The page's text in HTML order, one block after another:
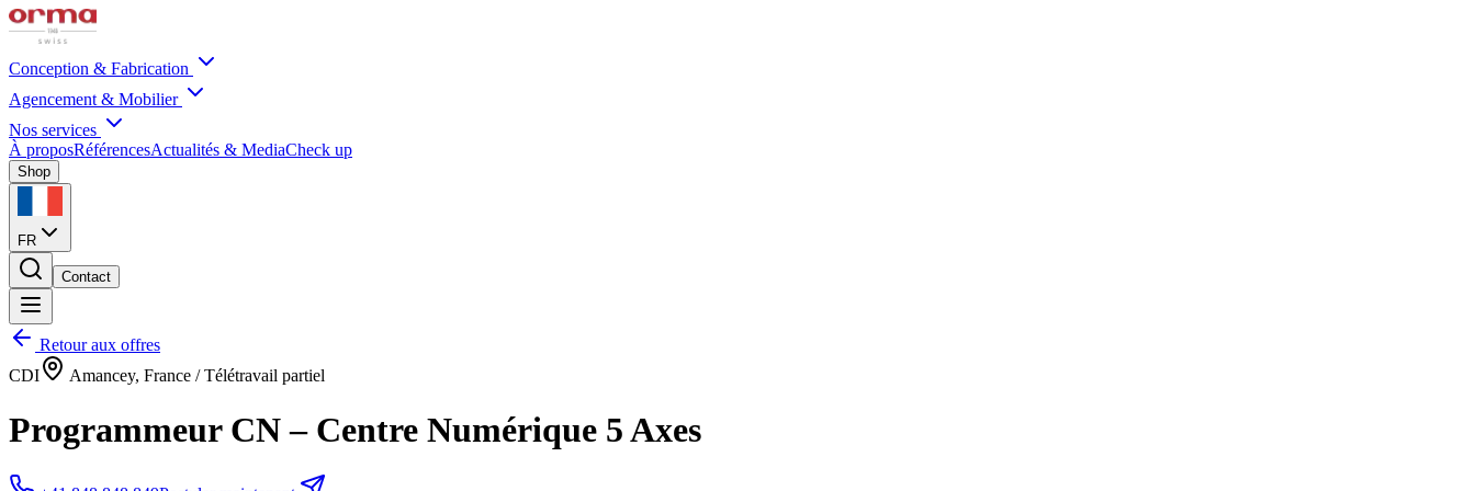
Conception & Fabrication
Agencement & Mobilier
Nos services
À proposRéférencesActualités & MediaCheck up
Shop
FR
Contact
Retour aux offres
CDI
Amancey, France / Télétravail partiel
Programmeur CN – Centre Numérique 5 Axes